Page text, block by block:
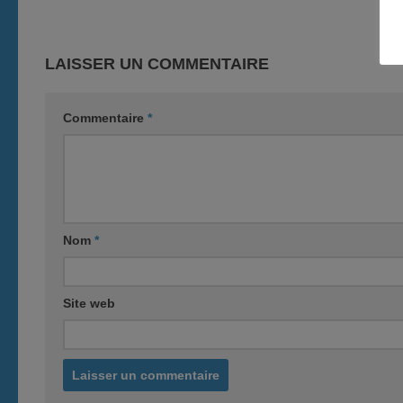
LAISSER UN COMMENTAIRE
Commentaire *
Nom *
Site web